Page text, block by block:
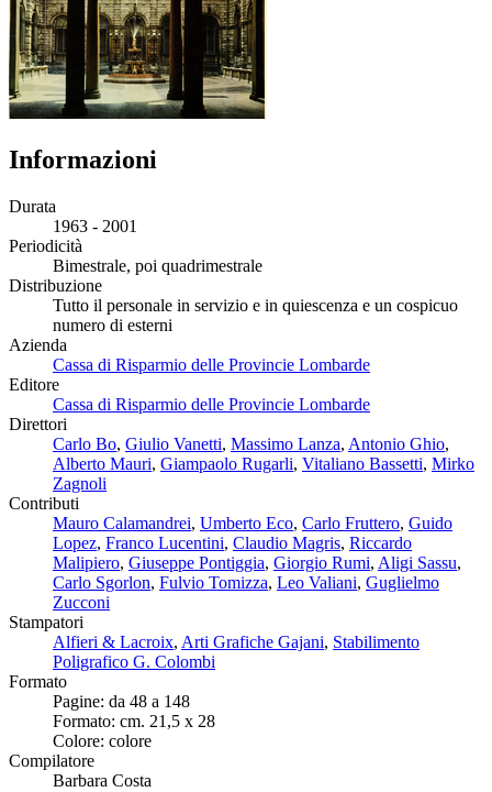
Informazioni
Durata
1963 - 2001
Periodicità
Bimestrale, poi quadrimestrale
Distribuzione
Tutto il personale in servizio e in quiescenza e un cospicuo
numero di esterni
Azienda
Cassa di Risparmio delle Provincie Lombarde
Editore
Cassa di Risparmio delle Provincie Lombarde
Direttori
Carlo Bo, Giulio Vanetti, Massimo Lanza, Antonio Ghio,
Alberto Mauri, Giampaolo Rugarli, Vitaliano Bassetti, Mirko
Zagnoli
Contributi
Mauro Calamandrei, Umberto Eco, Carlo Fruttero, Guido
Lopez, Franco Lucentini, Claudio Magris, Riccardo
Malipiero, Giuseppe Pontiggia, Giorgio Rumi, Aligi Sassu,
Carlo Sgorlon, Fulvio Tomizza, Leo Valiani, Guglielmo
Zucconi
Stampatori
Alfieri & Lacroix, Arti Grafiche Gajani, Stabilimento
Poligrafico G. Colombi
Formato
Pagine: da 48 a 148
Formato: cm. 21,5 x 28
Colore: colore
Compilatore
Barbara Costa